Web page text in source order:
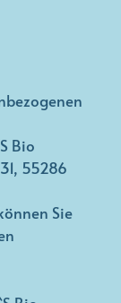
Bio
55286
Sie